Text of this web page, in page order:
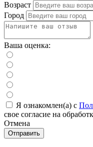
Возраст
Город
Ваша оценка:
Я ознакомлен(а) с
свое cогласие на
Отмена
Отправить